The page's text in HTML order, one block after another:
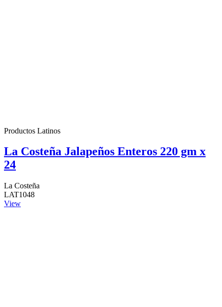
Productos Latinos
La Costeña Jalapeños Enteros 220 gm x
24
La Costeña
LAT1048
View